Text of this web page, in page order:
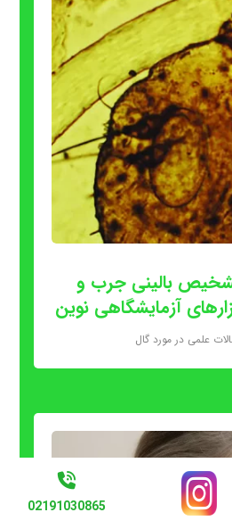
بالینی جرب و
آزمایشگاهی نوین
علمی در مورد گال
02191030865